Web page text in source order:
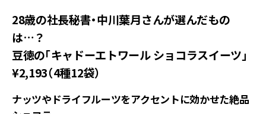
28歳の社長秘書・中川葉月さんが選んだもの
は…？
豆徳の「キャドーエトワール ショコラスイーツ」
¥2,193（4種12袋）
ナッツやドライフルーツをアクセントに効かせた絶品